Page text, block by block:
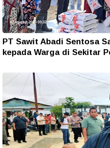
PT Sawit Abadi Sentosa
kepada Warga di Sekitar